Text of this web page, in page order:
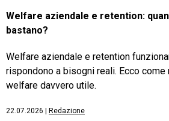
Welfare aziendale e retention:
bastano?
Welfare aziendale e retention
rispondono a bisogni reali. Ecco come
welfare davvero utile.
22.07.2026 Redazione